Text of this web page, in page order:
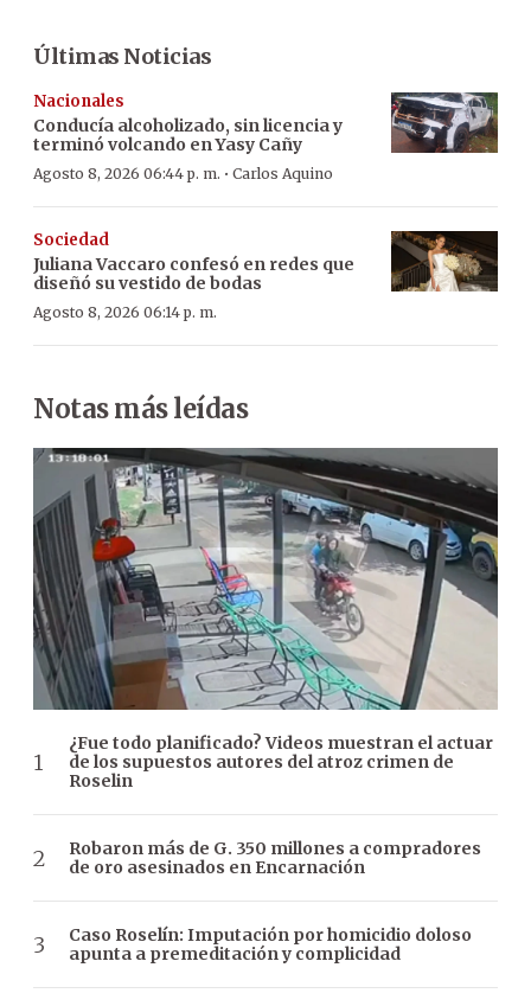
Últimas Noticias
Nacionales
Conducía alcoholizado, sin licencia y
terminó volcando en Yasy Cañy
Agosto 8, 2026 06:44 p. m. · Carlos Aquino
Sociedad
Juliana Vaccaro confesó en redes que
diseñó su vestido de bodas
Agosto 8, 2026 06:14 p. m.
Notas más leídas
¿Fue todo planificado? Videos muestran el actuar
de los supuestos autores del atroz crimen de
Roselin
Robaron más de G. 350 millones a compradores
de oro asesinados en Encarnación
Caso Roselín: Imputación por homicidio doloso
apunta a premeditación y complicidad